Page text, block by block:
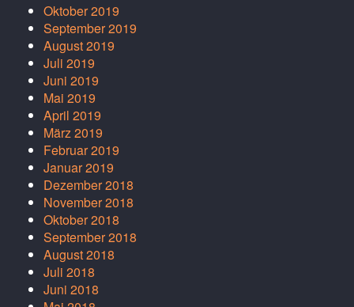
Oktober 2019
September 2019
August 2019
Juli 2019
Juni 2019
Mai 2019
April 2019
März 2019
Februar 2019
Januar 2019
Dezember 2018
November 2018
Oktober 2018
September 2018
August 2018
Juli 2018
Juni 2018